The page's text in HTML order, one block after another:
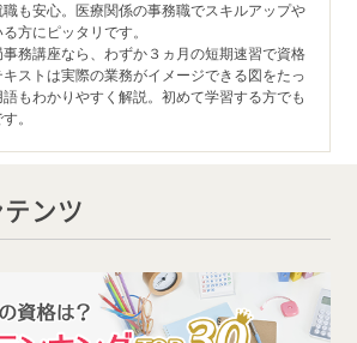
も安心。医療関係の事務職でスキルアップや
方にピッタリです。
務講座なら、わずか３ヵ月の短期速習で資格
ストは実際の業務がイメージできる図をたっ
もわかりやすく解説。初めて学習する方でも
。
ンツ